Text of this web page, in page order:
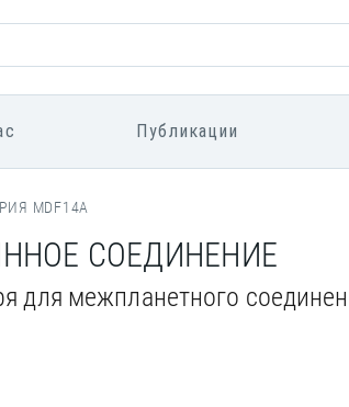
Публикации
MDF14A
СОЕДИНЕНИЕ
для межпланетного